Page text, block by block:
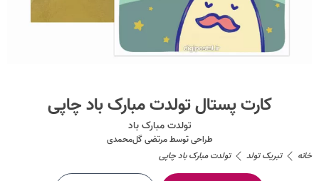
کارت پستال تولدت مبارک باد چاپی
تولدت مبارک باد
طراحی توسطمرتضی گل‌محمدی
خانه
تبریک تولد تولدت مبارک باد چاپی